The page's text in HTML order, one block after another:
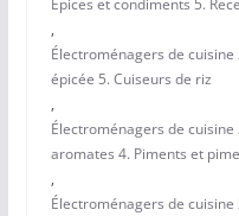
Épices et condiments 5.
,
Électroménagers de cuisine
épicée 5. Cuiseurs de riz
,
Électroménagers de cuisine
aromates 4. Piments et
,
Électroménagers de cuisine